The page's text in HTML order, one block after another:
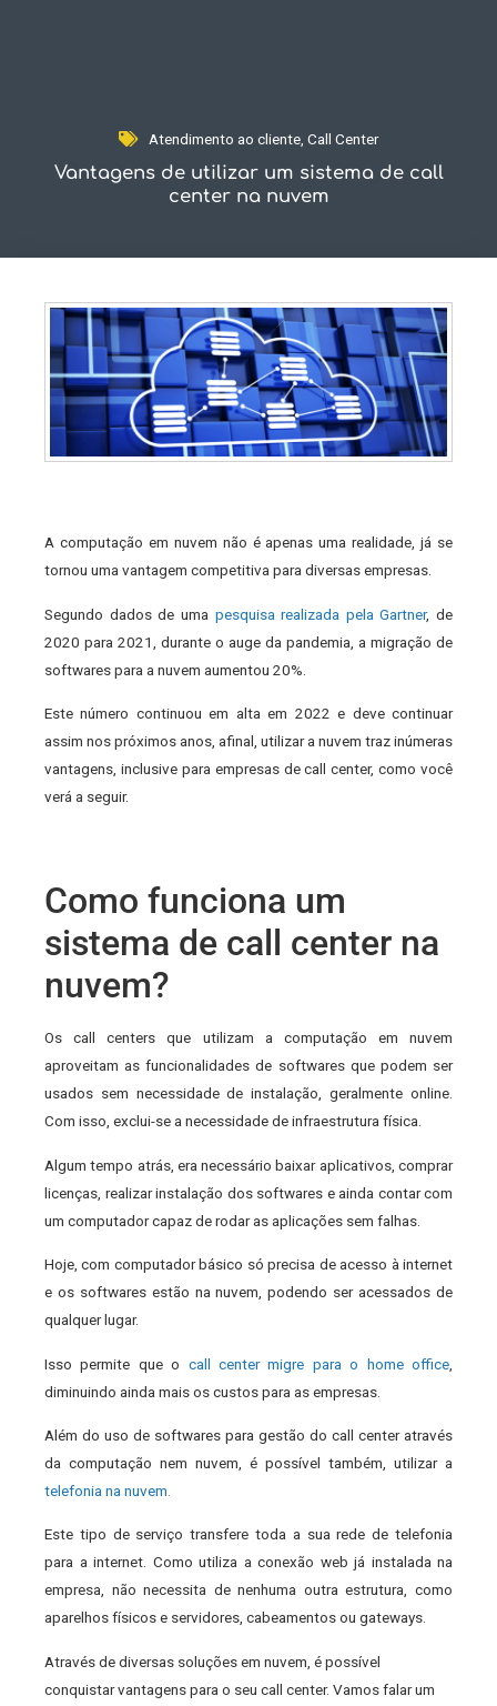
Atendimento ao cliente Call Center
Vantagens de utilizar um sistema de call
center na nuvem
A computação em nuvem não é apenas uma realidade, já se
tornou uma vantagem competitiva para diversas empresas.
Segundo dados de uma pesquisa realizada pela Gartner, de
2020 para 2021, durante o auge da pandemia, a migração de
softwares para a nuvem aumentou 20%.
Este número continuou em alta em 2022 e deve continuar
assim nos próximos anos, afinal, utilizar a nuvem traz inúmeras
vantagens, inclusive para empresas de call center, como você
verá a seguir.
Como funciona um
sistema de call center na
nuvem?
Os call centers que utilizam a computação em nuvem
aproveitam as funcionalidades de softwares que podem ser
usados sem necessidade de instalação, geralmente online.
Com isso, exclui-se a necessidade de infraestrutura física.
Algum tempo atrás, era necessário baixar aplicativos, comprar
licenças, realizar instalação dos softwares e ainda contar com
um computador capaz de rodar as aplicações sem falhas.
Hoje, com computador básico só precisa de acesso à internet
e os softwares estão na nuvem, podendo ser acessados de
qualquer lugar.
Isso permite que o call center migre para o home office
diminuindo ainda mais os custos para as empresas.
Além do uso de softwares para gestão do call center através
da computação nem nuvem, é possível também, utilizar a
telefonia na nuvem
Este tipo de serviço transfere toda a sua rede de telefonia
para a internet. Como utiliza a conexão web já instalada na
empresa, não necessita de nenhuma outra estrutura, como
aparelhos físicos e servidores, cabeamentos ou gateways.
Através de diversas soluções em nuvem, é possível
conquistar vantagens para o seu call center. Vamos falar um